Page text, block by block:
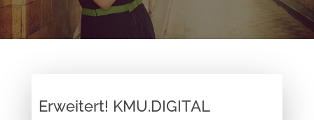
Erweitert! KMU.DIGITAL